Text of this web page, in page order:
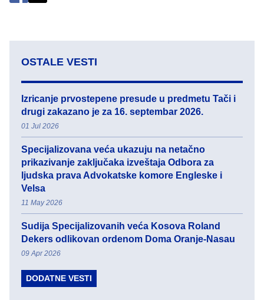
OSTALE VESTI
Izricanje prvostepene presude u predmetu Tači i
drugi zakazano je za 16. septembar 2026.
01 Jul 2026
Specijalizovana veća ukazuju na netačno
prikazivanje zaključaka izveštaja Odbora za
ljudska prava Advokatske komore Engleske i
Velsa
11 May 2026
Sudija Specijalizovanih veća Kosova Roland
Dekers odlikovan ordenom Doma Oranje-Nasau
09 Apr 2026
DODATNE VESTI